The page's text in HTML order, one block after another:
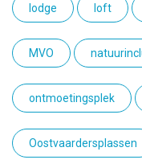
lodge loft
MVO
ontmoetingsplek
Oostvaardersplassen